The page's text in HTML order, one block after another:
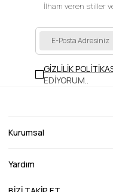
İlham veren stiller
GİZLİLİK
EDİYORUM..
Kurumsal
Yardım